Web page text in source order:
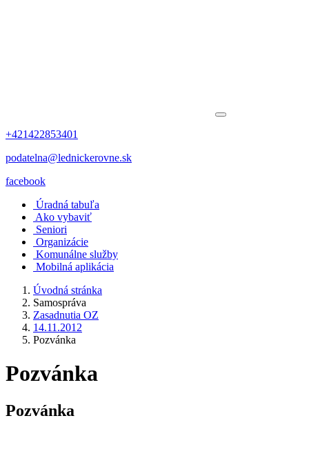
+421422853401
podatelna@lednickerovne.sk
facebook
Úradná tabuľa
Ako vybaviť
Seniori
Organizácie
Komunálne služby
Mobilná aplikácia
Úvodná stránka
Samospráva
Zasadnutia OZ
14.11.2012
Pozvánka
Pozvánka
Pozvánka